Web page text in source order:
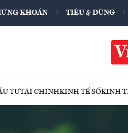
KHOÁN TIÊU & DÙNG
TƯTÀI CHÍNHKINH TẾ SỐKINH